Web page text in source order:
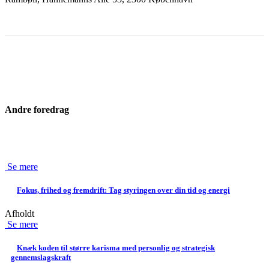
Andre foredrag
Se mere
Fokus, frihed og fremdrift: Tag styringen over din tid og energi
Afholdt
Se mere
Knæk koden til større karisma med personlig og strategisk
gennemslagskraft